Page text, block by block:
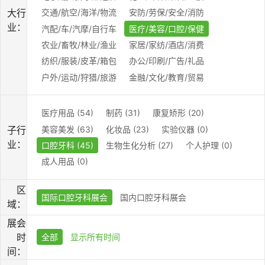
大行
业：
交通/航空/海洋/物流
安防/劳保/安全/消防
汽配/车/汽摩/自行车
医疗/美容/口腔/保健
农业/畜牧/林业/渔业
家居/家纺/酒店/消费
纺织/服装/皮革/箱包
办公/印刷/广告/礼品
户外/运动/狩猎/旅游
金融/文化/教育/贸易
子行
业：
医疗用品 (54) 制药 (31)
康复矫形 (20)
美容美发 (63)
化妆品 (23)
实验仪器 (0)
口腔牙科 (45)
生物生化分析 (27)
个人护理 (0)
成人用品 (0)
区
域：
国际口腔牙科展会 国内口腔牙科展会
展会
时
间：
全部 显示所有时间